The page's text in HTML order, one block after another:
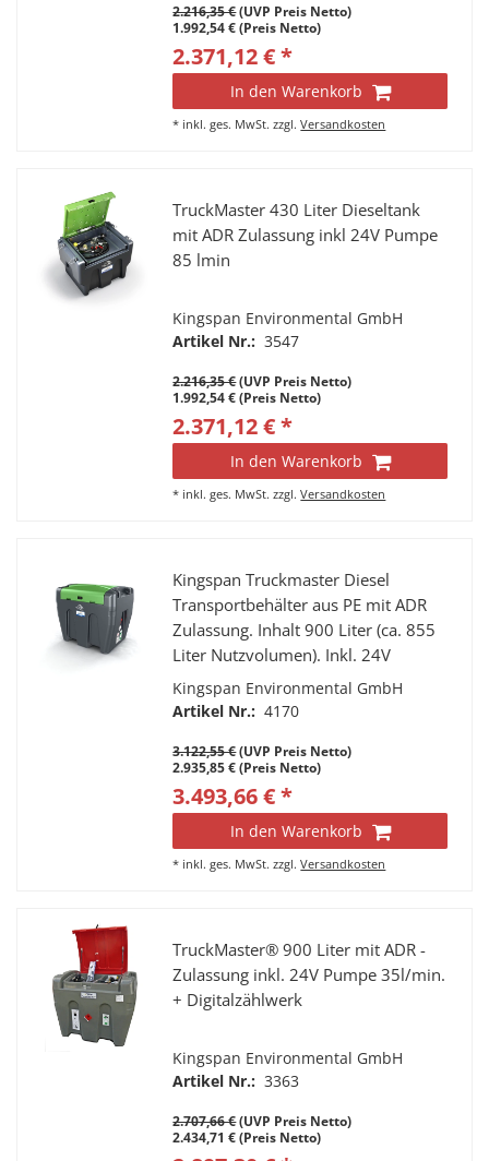
2.216,35 €(UVP Preis Netto)
1.992,54 € (Preis Netto)
2.371,12 € *
In den Warenkorb
* inkl. ges. MwSt. zzgl.Versandkosten
TruckMaster 430 Liter Dieseltank
mit ADR Zulassung inkl 24V Pumpe
85 lmin
Kingspan Environmental GmbH
Artikel Nr.: 3547
2.216,35 €(UVP Preis Netto)
1.992,54 € (Preis Netto)
2.371,12 € *
In den Warenkorb
* inkl. ges. MwSt. zzgl.Versandkosten
Kingspan Truckmaster Diesel
Transportbehälter aus PE mit ADR
Zulassung. Inhalt 900 Liter (ca. 855
Liter Nutzvolumen). Inkl. 24V
Pumpenset, K24 Zählwerk, 4m
Schlauch, autom. Zapfpistole,
Verzurrösen, LED Lampe.
Kingspan Environmental GmbH
Artikel Nr.: 4170
3.122,55 €(UVP Preis Netto)
2.935,85 € (Preis Netto)
3.493,66 € *
In den Warenkorb
* inkl. ges. MwSt. zzgl.Versandkosten
TruckMaster® 900 Liter mit ADR -
Zulassung inkl. 24V Pumpe 35l/min.
+ Digitalzählwerk
Kingspan Environmental GmbH
Artikel Nr.: 3363
2.707,66 €(UVP Preis Netto)
2.434,71 € (Preis Netto)